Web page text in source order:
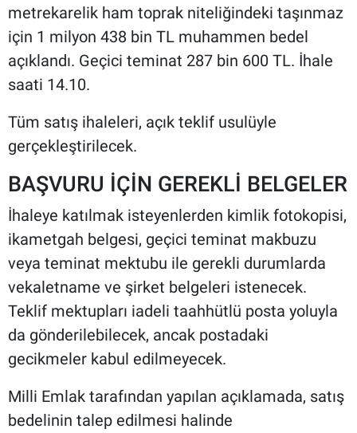
metrekarelik ham toprak niteliğindeki taşınmaz
için 1 milyon 438 bin TL muhammen bedel
açıklandı. Geçici teminat 287 bin 600 TL. İhale
saati 14.10.
Tüm satış ihaleleri, açık teklif usulüyle
gerçekleştirilecek.
BAŞVURU İÇİN GEREKLİ BELGELER
İhaleye katılmak isteyenlerden kimlik fotokopisi,
ikametgah belgesi, geçici teminat makbuzu
veya teminat mektubu ile gerekli durumlarda
vekaletname ve şirket belgeleri istenecek.
Teklif mektupları iadeli taahhütlü posta yoluyla
da gönderilebilecek, ancak postadaki
gecikmeler kabul edilmeyecek.
Milli Emlak tarafından yapılan açıklamada, satış
bedelinin talep edilmesi halinde